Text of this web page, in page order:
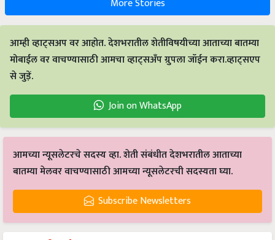
आम्ही व्हाट्सअप वर आहोत. देशभरातील शेतीविषयीच्या आताच्या बातम्या
मोबाईल वर वाचण्यासाठी आमचा व्हाट्सअँप ग्रुपला जॉईन करा.व्हाट्सएप
से जुड़ें.
Join on WhatsApp
आमच्या न्यूसलेटरचे सदस्य व्हा. शेती संबंधीत देशभरातील आताच्या
बातम्या मेलवर वाचण्यासाठी आमच्या न्यूसलेटरची सदस्यता घ्या.
Subscribe Newsletters